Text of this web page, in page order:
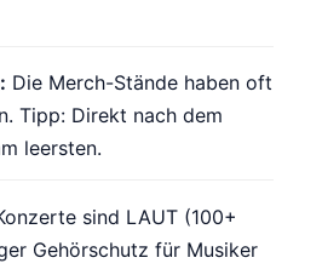
Die Merch-Stände haben oft
Tipp: Direkt nach dem
leersten.
sind LAUT (100+
Gehörschutz für Musiker